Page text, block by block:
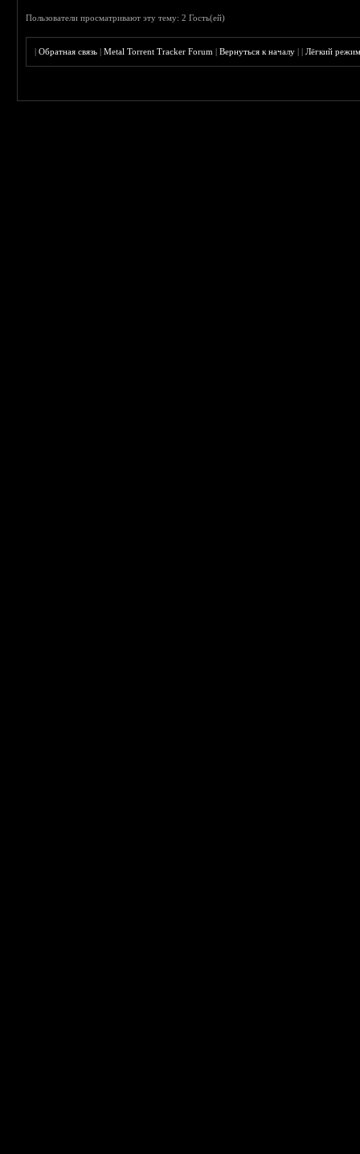
Пользователи просматривают эту тему: 2 Гость(ей)
|Обратная связь |Metal Torrent Tracker Forum |Вернуться к началу ||Лёгкий